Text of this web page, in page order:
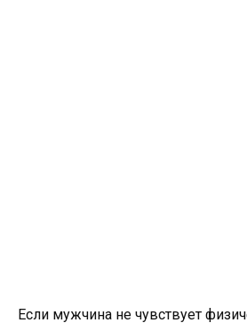
Если мужчина не чувствует